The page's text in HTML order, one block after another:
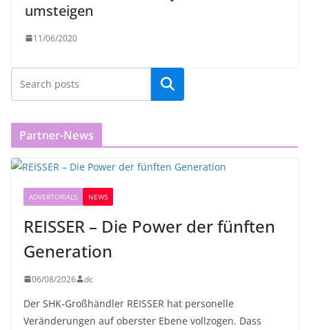
umsteigen
11/06/2020
Partner-News
ADVERTORIALS NEWS
REISSER – Die Power der fünften
Generation
06/08/2026 dc
Der SHK-Großhändler REISSER hat personelle
Veränderungen auf oberster Ebene vollzogen. Dass